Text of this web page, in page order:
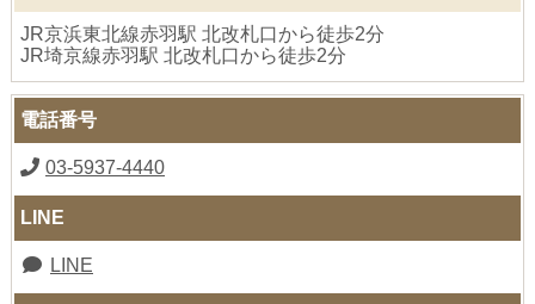
JR京浜東北線赤羽駅 北改札口から徒歩2分
JR埼京線赤羽駅 北改札口から徒歩2分
電話番号
03-5937-4440
LINE
LINE